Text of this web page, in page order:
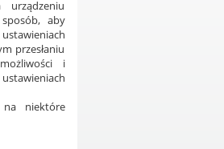
urządzeniu
aby
przesłaniu
i
na niektóre